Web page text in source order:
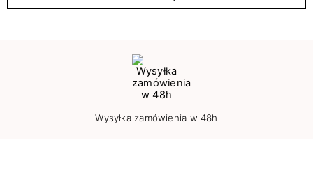
Wysyłka zamówienia w 48h